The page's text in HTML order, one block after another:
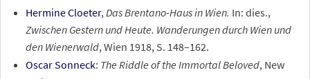
Hermine Cloeter, Das Brentano-Haus in Wien. In: dies.,
Zwischen Gestern und Heute. Wanderungen durch Wien und
den Wienerwald, Wien 1918, S. 148–162.
Oscar Sonneck: The Riddle of the Immortal Beloved, New